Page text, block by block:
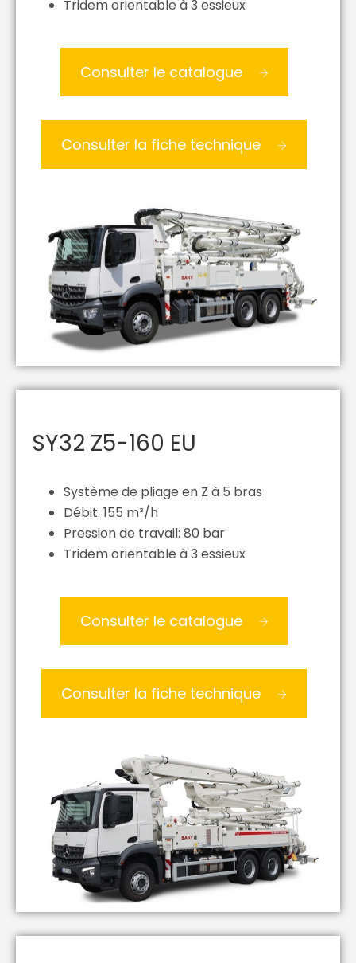
Tridem orientable à 3 essieux
Consulter le catalogue
Consulter la fiche technique
SY32 Z5-160 EU
Système de pliage en Z à 5 bras
Débit: 155 m³/h
Pression de travail: 80 bar
Tridem orientable à 3 essieux
Consulter le catalogue
Consulter la fiche technique